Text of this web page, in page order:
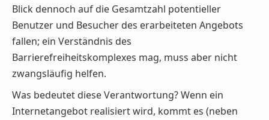
Blick dennoch auf die Gesamtzahl potentieller
Benutzer und Besucher des erarbeiteten Angebots
fallen; ein Verständnis des
Barrierefreiheitskomplexes mag, muss aber nicht
zwangsläufig helfen.
Was bedeutet diese Verantwortung? Wenn ein
Internetangebot realisiert wird, kommt es (neben